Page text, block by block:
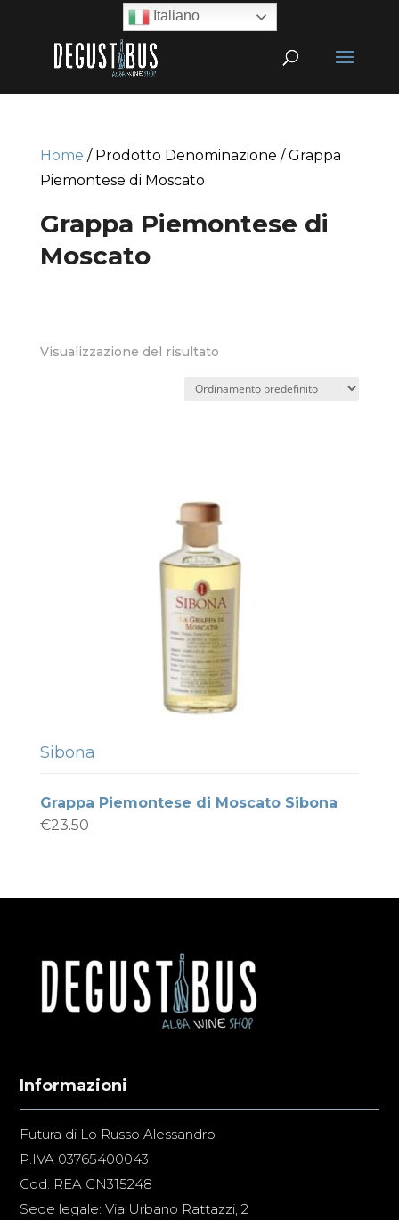
Home / Prodotto Denominazione / Grappa
Piemontese di Moscato
Grappa Piemontese di
Moscato
Visualizzazione del risultato
Sibona
Grappa Piemontese di Moscato Sibona
€23.50
Informazioni
Futura di Lo Russo Alessandro
P.IVA 03765400043
Cod. REA CN315248
Sede legale: Via Urbano Rattazzi, 2
Italiano